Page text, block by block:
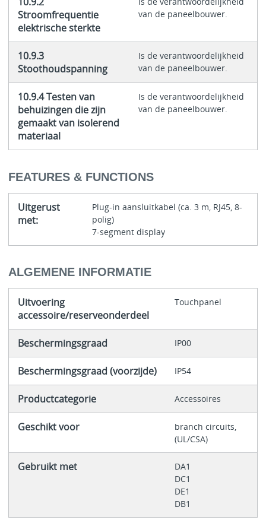
Stroomfrequentie
elektrische sterkte
van de paneelbouwer.
10.9.3
Stoothoudspanning
Is de verantwoordelijkheid
van de paneelbouwer.
10.9.4 Testen van
behuizingen die zijn
gemaakt van isolerend
materiaal
Is de verantwoordelijkheid
van de paneelbouwer.
FEATURES & FUNCTIONS
Uitgerust
met:
Plug-in aansluitkabel (ca. 3 m, RJ45, 8-
polig)
7-segment display
ALGEMENE INFORMATIE
Uitvoering
accessoire/reserveonderdeel
Touchpanel
Beschermingsgraad IP00
Beschermingsgraad (voorzijde) IP54
Productcategorie Accessoires
Geschikt voor
branch circuits,
(UL/CSA)
Gebruikt met
DA1
DC1
DE1
DB1